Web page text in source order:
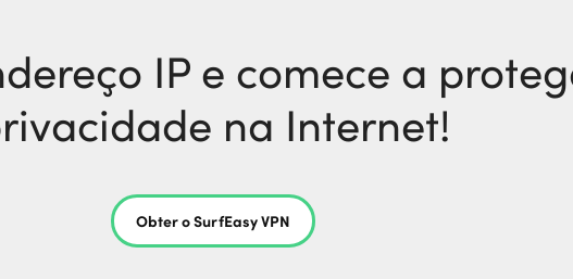
IP e comece a
na Internet!
Obter o SurfEasy VPN